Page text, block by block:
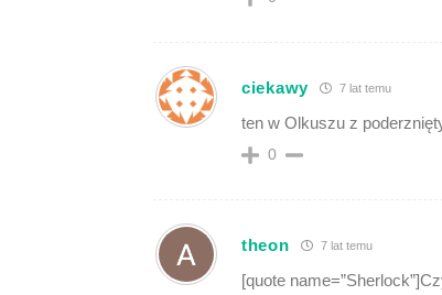
ciekawy 7 lat temu
ten w Olkuszu z
0
theon 7 lat temu
[quote